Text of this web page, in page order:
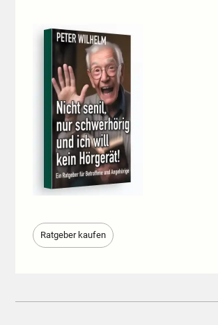
Ratgeber kaufen